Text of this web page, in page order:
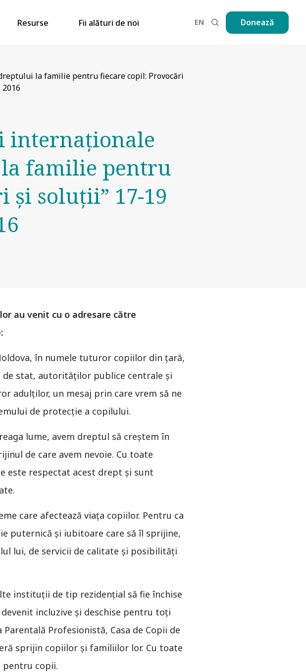
Resurse Fii alături de noi EN Donează
la familie pentru fiecare copil: Provocări
internaționale
familie pentru
şi soluții” 17-19
au venit cu o adresare către
în numele tuturor copiilor din ţară,
stat, autorităţilor publice centrale şi
adulţilor, un mesaj prin care vrem să ne
de protecţie a copilului.
lume, avem dreptul să creştem în
de care avem nevoie. Cu toate
este respectat acest drept şi sunt
care afectează viaţa copiilor. Pentru ca
puternică şi iubitoare care să îl sprijine,
lui, de servicii de calitate şi posibilităţi
instituții de tip rezidențial să fie închise
incluzive și deschise pentru toți
Profesionistă, Casa de Copii de
sprijin copiilor și familiilor lor. Cu toate
pentru copii.